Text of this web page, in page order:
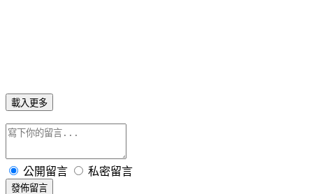
載入更多
公開留言 私密留言
發佈留言